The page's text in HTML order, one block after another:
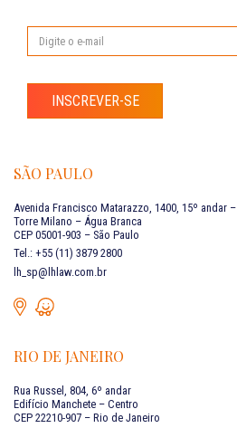
INSCREVER-SE
SÃO PAULO
Avenida Francisco Matarazzo, 1400, 15º andar –
Torre Milano – Água Branca
CEP 05001-903 – São Paulo
Tel.: +55 (11) 3879 2800
lh_sp@lhlaw.com.br
RIO DE JANEIRO
Rua Russel, 804, 6º andar
Edifício Manchete – Centro
CEP 22210-907 – Rio de Janeiro